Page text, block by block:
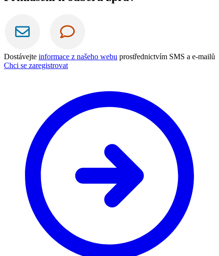
Dostávejte informace z našeho webu prostřednictvím SMS a e-mailů
Chci se zaregistrovat